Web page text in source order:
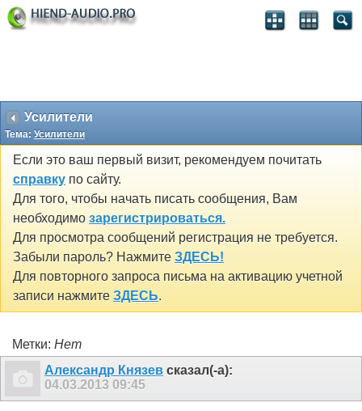
Усилители
Тема: Усилители
Если это ваш первый визит, рекомендуем почитать
справку по сайту.
Для того, чтобы начать писать сообщения, Вам
необходимо зарегистрироваться.
Для просмотра сообщений регистрация не требуется.
Забыли пароль? Нажмите ЗДЕСЬ!
Для повторного запроса письма на активацию учетной
записи нажмите ЗДЕСЬ.
Метки: Нет
Александр Князев сказал(-а):
04.03.2013 09:45